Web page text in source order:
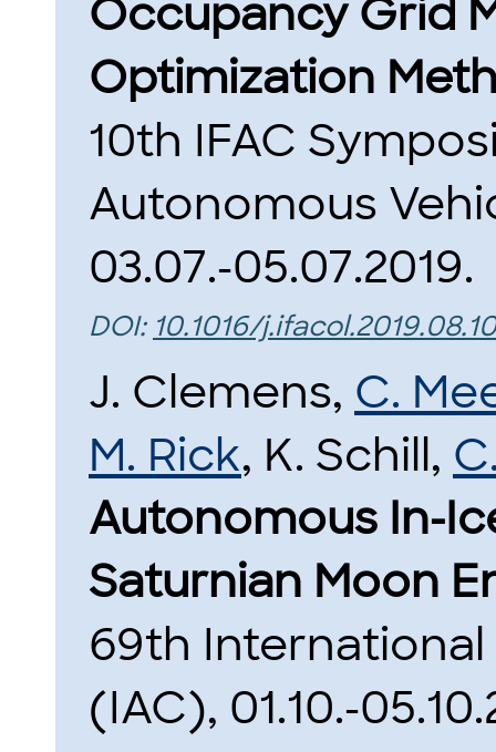
Occupancy Grid
Optimization
10th IFAC
Autonomous
03.07.-05.07.2019.
DOI: 10.1016/
J. Clemens, C.
M. Rick, K. Schill,
Autonomous In-
Saturnian Moon
69th
(IAC), 01.10.-